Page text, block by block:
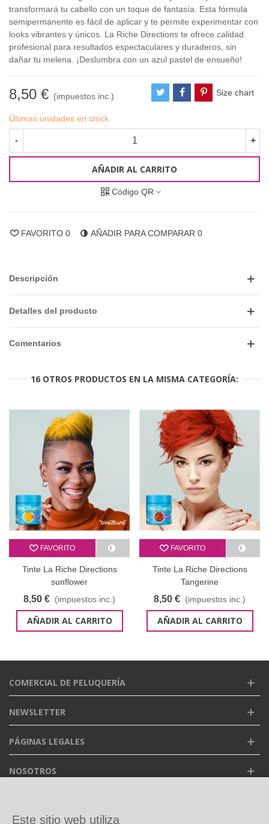
transformará tu cabello con un toque de fantasía. Esta fórmula
semipermanente es fácil de aplicar y te permite experimentar con
looks vibrantes y únicos. La Riche Directions te ofrece calidad
profesional para resultados espectaculares y duraderos, sin
dañar tu melena. ¡Deslumbra con un azul pastel de ensueño!
8,50 € (impuestos inc.) Size chart
Últimas unidades en stock
- +
AÑADIR AL CARRITO
Código QR
FAVORITO 0 AÑADIR PARA COMPARAR 0
Descripción
Detalles del producto
Comentarios
16 OTROS PRODUCTOS EN LA MISMA CATEGORÍA:
FAVORITO
Tinte La Riche Directions
sunflower
8,50 € (impuestos inc.)
AÑADIR AL CARRITO
FAVORITO
Tinte La Riche Directions
Tangerine
8,50 € (impuestos inc.)
AÑADIR AL CARRITO
COMERCIAL DE PELUQUERÍA
NEWSLETTER
PÁGINAS LEGALES
NOSOTROS
Este sitio web utiliza